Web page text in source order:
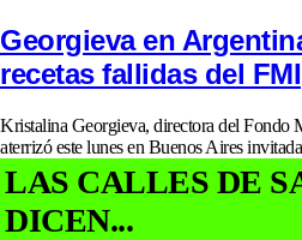
Georgieva en
recetas fallidas del FMI
Kristalina Georgieva, directora del Fondo
aterrizó este lunes en Buenos Aires
LAS CALLES DE
DICEN...